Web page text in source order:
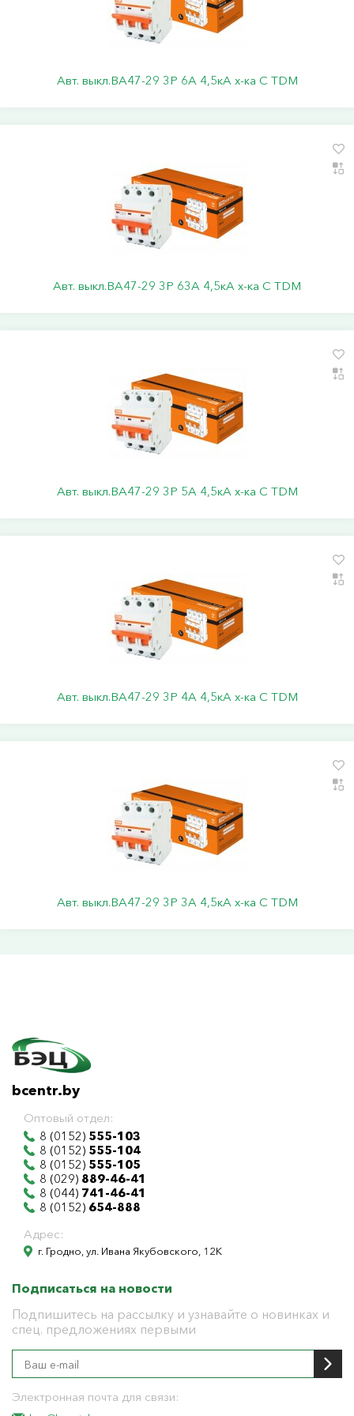
Авт. выкл.ВА47-29 3Р 6А 4,5кА х-ка С TDM
Авт. выкл.ВА47-29 3Р 63А 4,5кА х-ка С TDM
Авт. выкл.ВА47-29 3Р 5А 4,5кА х-ка С TDM
Авт. выкл.ВА47-29 3Р 4А 4,5кА х-ка С TDM
Авт. выкл.ВА47-29 3Р 3А 4,5кА х-ка С TDM
bcentr.by
Оптовый отдел:
8 (0152) 555-103
8 (0152) 555-104
8 (0152) 555-105
8 (029) 889-46-41
8 (044) 741-46-41
8 (0152) 654-888
Адрес:
г. Гродно, ул. Ивана Якубовского, 12К
Подписаться на новости
Подпишитесь на рассылку и узнавайте о новинках и
спец. предложениях первыми
Электронная почта для связи: